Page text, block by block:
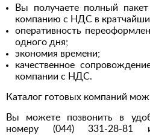
Вы получаете полный
компанию с НДС в
оперативность
одного дня;
экономия времени;
качественное
компании с НДС.
Каталог готовых компаний
Вы можете позвонить в
номеру (044) 331-28-81